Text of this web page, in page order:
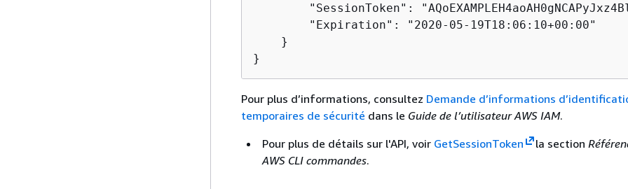
"SessionToken":
        "Expiration": "2020-05-19T18:06:10+00:00"
    }
}
Pour plus d’informations, consultez Demande d’informations
temporaires de sécurité dans le Guide de l’utilisateur AWS IAM.
Pour plus de détails sur l'API, voir GetSessionToken la section
AWS CLI commandes.